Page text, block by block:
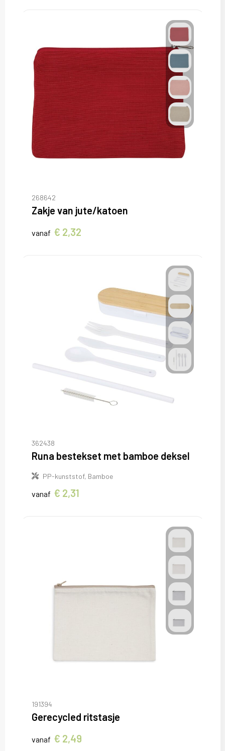
268642
Zakje van jute/katoen
vanaf € 2,32
362438
Runa bestekset met bamboe deksel
PP-kunststof, Bamboe
vanaf € 2,31
191394
Gerecycled ritstasje
vanaf € 2,49